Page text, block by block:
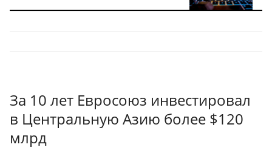
За 10 лет Евросоюз инвестировал
в Центральную Азию более $120
млрд